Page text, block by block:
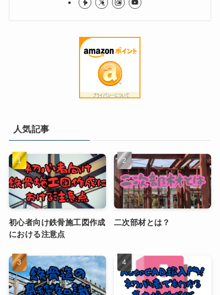
人気記事
初心者向け鉄骨施工図作成
における注意点
二次部材とは？